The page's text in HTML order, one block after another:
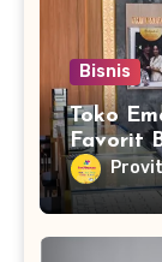
Bisnis
Toko
Favorit